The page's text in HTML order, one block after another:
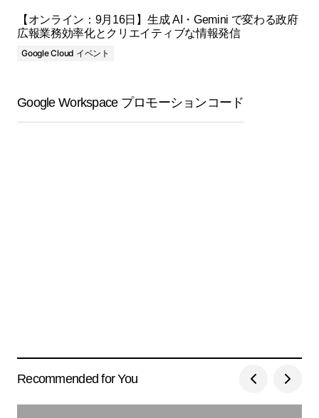
【オンライン：9月16日】生成 AI・Gemini で変わる政府
広報業務効率化とクリエイティブな情報発信
Google Cloud イベント
Google Workspace プロモーションコード
Recommended for You